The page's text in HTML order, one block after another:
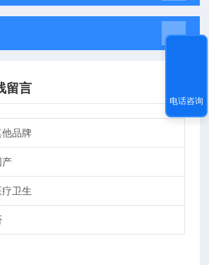
留言
他品牌
产
疗卫生
电话咨询